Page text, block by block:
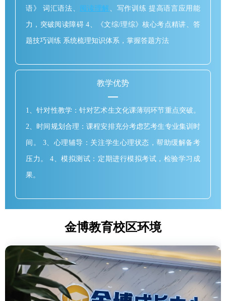
语》 词汇语法、 阅读理解 、写作训练 提高语言应用能
力，突破阅读障碍 4、《文综/理综》核心考点精讲、答
题技巧训练 系统梳理知识体系，掌握答题方法
教学优势
1、针对性教学：针对艺术生文化课薄弱环节重点突破。
2、时间规划合理：课程安排充分考虑艺考生专业集训时
间。 3、心理辅导：关注学生心理状态，帮助缓解备考
压力。 4、模拟测试：定期进行模拟考试，检验学习成
果。
金博教育校区环境